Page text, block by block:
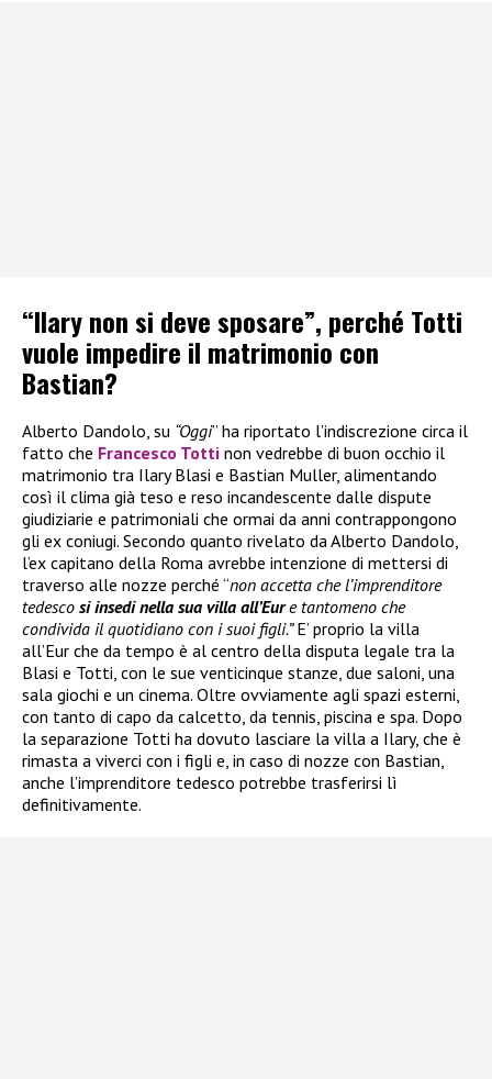
“Ilary non si deve sposare”, perché Totti
vuole impedire il matrimonio con
Bastian?
Alberto Dandolo, su “Oggi” ha riportato l’indiscrezione circa il
fatto che Francesco Totti non vedrebbe di buon occhio il
matrimonio tra Ilary Blasi e Bastian Muller, alimentando
così il clima già teso e reso incandescente dalle dispute
giudiziarie e patrimoniali che ormai da anni contrappongono
gli ex coniugi. Secondo quanto rivelato da Alberto Dandolo,
l’ex capitano della Roma avrebbe intenzione di mettersi di
traverso alle nozze perché “non accetta che l’imprenditore
tedesco si insedi nella sua villa all’Eure tantomeno che
condivida il quotidiano con i suoi figli.”E’ proprio la villa
all’Eur che da tempo è al centro della disputa legale tra la
Blasi e Totti, con le sue venticinque stanze, due saloni, una
sala giochi e un cinema. Oltre ovviamente agli spazi esterni,
con tanto di capo da calcetto, da tennis, piscina e spa. Dopo
la separazione Totti ha dovuto lasciare la villa a Ilary, che è
rimasta a viverci con i figli e, in caso di nozze con Bastian,
anche l’imprenditore tedesco potrebbe trasferirsi lì
definitivamente.